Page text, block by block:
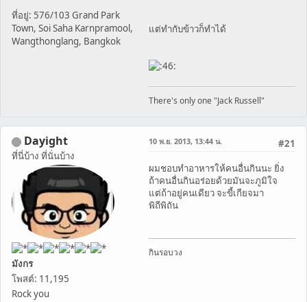
ที่อยู่: 576/103 Grand Park
Town, Soi Saha Karnpramool,
Wangthonglang, Bangkok
แต่ทำกับข้าวก็ทำได้
There's only one "Jack Russell"
Dayight
ที่นี่บ้าง ที่นั่นบ้าง
มังกร
โพสต์: 11,195
Rock you
#21
10 พ.ย. 2013, 13:44 น.
ผมชอบทำอาหารให้คนอื่นกินนะ ยิ่ง
ถ้าคนอื่นกินอร่อยด้วยมันจะภูมิใจ
แต่ถ้าอยู่คนเดียว จะขี้เกียจมา
พิถีพิถัน
กินรอบวง